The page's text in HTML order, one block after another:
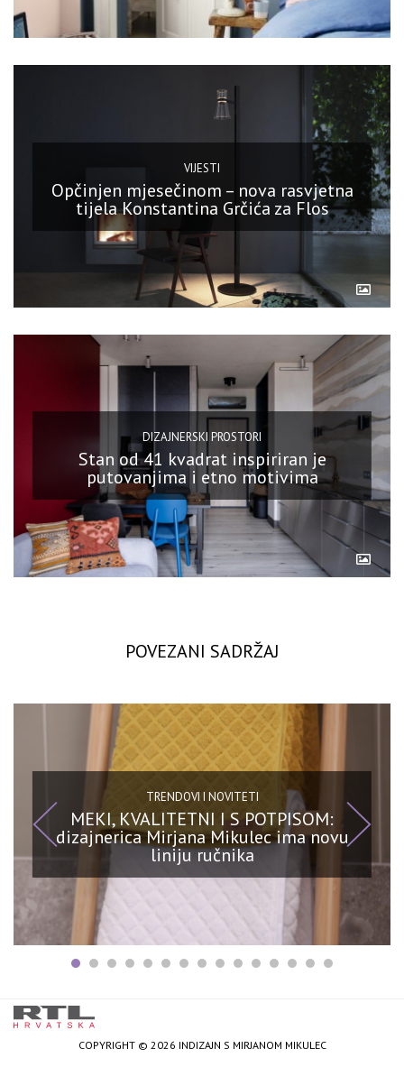
VIJESTI
Opčinjen mjesečinom – nova rasvjetna
tijela Konstantina Grčića za Flos
DIZAJNERSKI PROSTORI
Stan od 41 kvadrat inspiriran je
putovanjima i etno motivima
POVEZANI SADRŽAJ
TRENDOVI I NOVITETI
MEKI, KVALITETNI I S POTPISOM:
dizajnerica Mirjana Mikulec ima novu
liniju ručnika
COPYRIGHT © 2026 INDIZAJN S MIRJANOM MIKULEC